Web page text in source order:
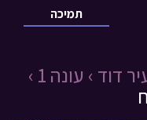
תמיכה
דוד › עונה 1 ›